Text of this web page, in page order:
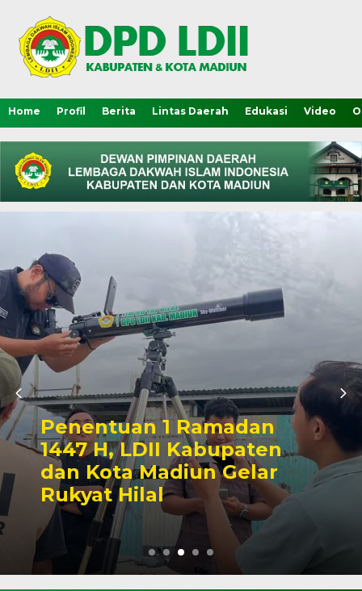
Home Profil Berita Lintas Daerah Edukasi Video
Penentuan 1 Ramadan
1447 H, LDII Kabupaten
dan Kota Madiun Gelar
Rukyat Hilal